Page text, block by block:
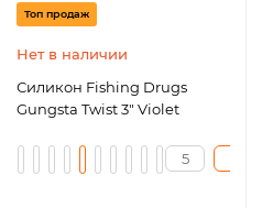
Топ продаж
Нет в наличии
Силикон Fishing Drugs
Gungsta Twist 3" Violet
5